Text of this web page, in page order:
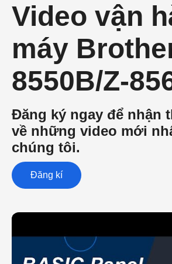
Video vận
máy
8550B/Z-
Đăng ký ngay để nhận
về những video mới
chúng tôi.
Đăng kí